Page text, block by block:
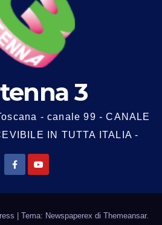
3
- canale 99 - CANALE
IN TUTTA ITALIA -
| Tema: Newspaperex di Themeansar.